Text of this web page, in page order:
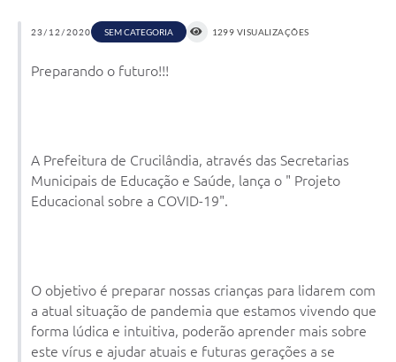
23/12/2020 SEM CATEGORIA 1299 VISUALIZAÇÕES
Preparando o futuro!!!
A Prefeitura de Crucilândia, através das Secretarias
Municipais de Educação e Saúde, lança o " Projeto
Educacional sobre a COVID-19".
O objetivo é preparar nossas crianças para lidarem com
a atual situação de pandemia que estamos vivendo que
forma lúdica e intuitiva, poderão aprender mais sobre
este vírus e ajudar atuais e futuras gerações a se